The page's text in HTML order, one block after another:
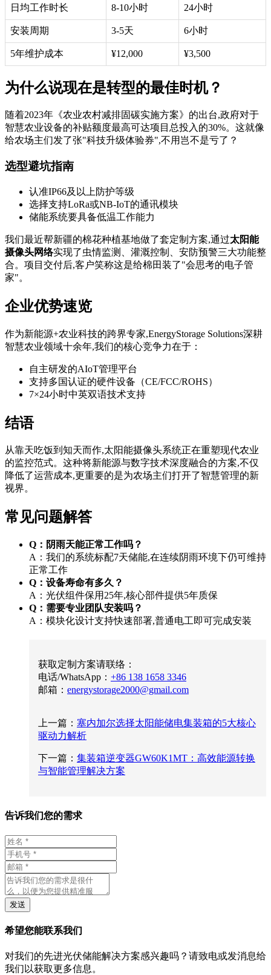
日均工作时长 8-10小时 24小时
安装周期 3-5天 6小时
5年维护成本 ¥12,000 ¥3,500
为什么说现在是转型的最佳时机？
随着2023年《农业农村减排固碳实施方案》的出台,政府对于
智慧农业设备的补贴额度最高可达项目总投入的30%。这就像
给农场主们发了张"科技升级体验券",不用岂不是亏了？
选型避坑指南
认准IP66及以上防护等级
选择支持LoRa或NB-IoT的通讯模块
储能系统要具备低温工作能力
我们最近帮新疆的棉花种植基地做了套定制方案,通过太阳能
摄像头网络实现了虫情监测、灌溉控制、安防预警三大功能整
合。项目交付后,客户笑称这是给棉田装了"会思考的电子管
家"。
企业优势速览
作为新能源+农业科技的跨界专家,EnergyStorage Solutions深耕
智慧农业领域十余年,我们的核心竞争力在于：
自主研发的AIoT管理平台
支持多国认证的硬件设备（CE/FCC/ROHS）
7×24小时中英双语技术支持
结语
从靠天吃饭到知天而作,太阳能摄像头系统正在重塑现代农业
的监控范式。这种将新能源与数字技术深度融合的方案,不仅
降低了运营成本,更重要的是为农场主们打开了智慧管理的新
视界。
常见问题解答
Q：阴雨天能正常工作吗？
A：我们的系统标配7天储能,在连续阴雨环境下仍可维持
正常工作
Q：设备寿命有多久？
A：光伏组件保用25年,核心部件提供5年质保
Q：需要专业团队安装吗？
A：模块化设计支持快速部署,普通电工即可完成安装
获取定制方案请联络：
电话/WhatsApp： +86 138 1658 3346
邮箱： energystorage2000@gmail.com
上一篇： 塞内加尔选择太阳能储电集装箱的5大核心
驱动力解析
下一篇： 集装箱逆变器GW60K1MT：高效能源转换
与智能管理解决方案
告诉我们您的需求
发送
希望您能联系我们
对我们的先进光伏储能解决方案感兴趣吗？请致电或发消息给
我们以获取更多信息。